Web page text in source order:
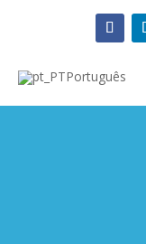
Português